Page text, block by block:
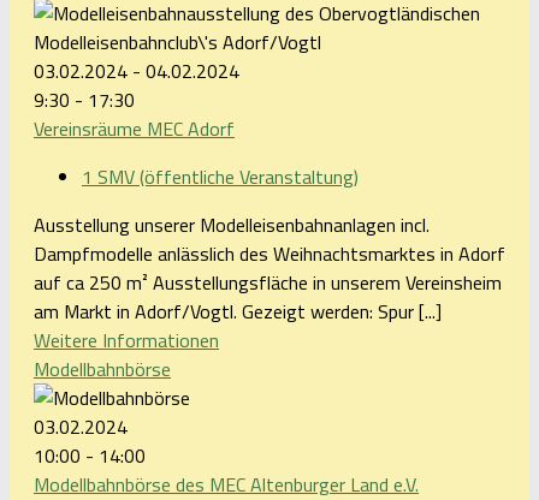
03.02.2024 - 04.02.2024
9:30 - 17:30
Vereinsräume MEC Adorf
1 SMV (öffentliche Veranstaltung)
Ausstellung unserer Modelleisenbahnanlagen incl.
Dampfmodelle anlässlich des Weihnachtsmarktes in Adorf
auf ca 250 m² Ausstellungsfläche in unserem Vereinsheim
am Markt in Adorf/Vogtl. Gezeigt werden: Spur [...]
Weitere Informationen
Modellbahnbörse
03.02.2024
10:00 - 14:00
Modellbahnbörse des MEC Altenburger Land e.V.